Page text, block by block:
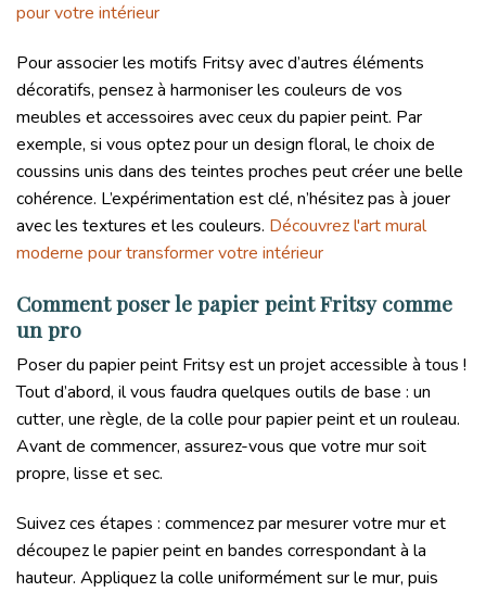
pour votre intérieur
Pour associer les motifs Fritsy avec d’autres éléments
décoratifs, pensez à harmoniser les couleurs de vos
meubles et accessoires avec ceux du papier peint. Par
exemple, si vous optez pour un design floral, le choix de
coussins unis dans des teintes proches peut créer une belle
cohérence. L’expérimentation est clé, n’hésitez pas à jouer
avec les textures et les couleurs. Découvrez l'art mural
moderne pour transformer votre intérieur
Comment poser le papier peint Fritsy comme
un pro
Poser du papier peint Fritsy est un projet accessible à tous !
Tout d’abord, il vous faudra quelques outils de base : un
cutter, une règle, de la colle pour papier peint et un rouleau.
Avant de commencer, assurez-vous que votre mur soit
propre, lisse et sec.
Suivez ces étapes : commencez par mesurer votre mur et
découpez le papier peint en bandes correspondant à la
hauteur. Appliquez la colle uniformément sur le mur, puis